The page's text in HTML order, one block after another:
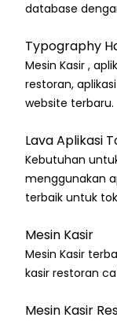
database
Typography
Mesin Kasir ,
restoran,
website terbaru.
Lava Aplikasi
Kebutuhan
menggunakan
terbaik untuk
Mesin Kasir
Mesin Kasir
kasir restoran
Mesin Kasir